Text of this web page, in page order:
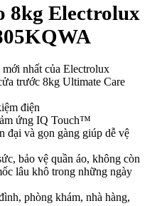
8kg Electrolux
nhất của Electrolux
trước 8kg Ultimate Care
điện
ứng IQ Touch™
đại và gọn gàng giúp dễ vệ
bảo vệ quần áo, không còn
lâu khô trong những ngày
phòng khám, nhà hàng,